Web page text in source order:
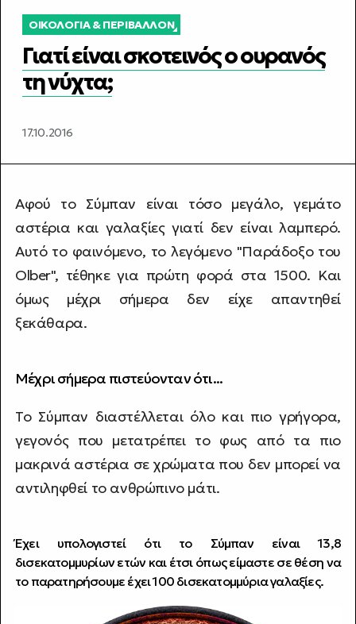
ΟΙΚΟΛΟΓΊΑ & ΠΕΡΙΒΆΛΛΟΝ
Γιατί είναι σκοτεινός ο ουρανός
τη νύχτα;
17.10.2016
Αφού το Σύμπαν είναι τόσο μεγάλο, γεμάτο
αστέρια και γαλαξίες γιατί δεν είναι λαμπερό.
Αυτό το φαινόμενο, το λεγόμενο "Παράδοξο του
Olber", τέθηκε για πρώτη φορά στα 1500. Και
όμως μέχρι σήμερα δεν είχε απαντηθεί
ξεκάθαρα.
Μέχρι σήμερα πιστεύονταν ότι...
Το Σύμπαν διαστέλλεται όλο και πιο γρήγορα,
γεγονός που μετατρέπει το φως από τα πιο
μακρινά αστέρια σε χρώματα που δεν μπορεί να
αντιληφθεί το ανθρώπινο μάτι.
Έχει υπολογιστεί ότι το Σύμπαν είναι 13,8
δισεκατομμυρίων ετών και έτσι όπως είμαστε σε θέση να
το παρατηρήσουμε έχει 100 δισεκατομμύρια γαλαξίες.